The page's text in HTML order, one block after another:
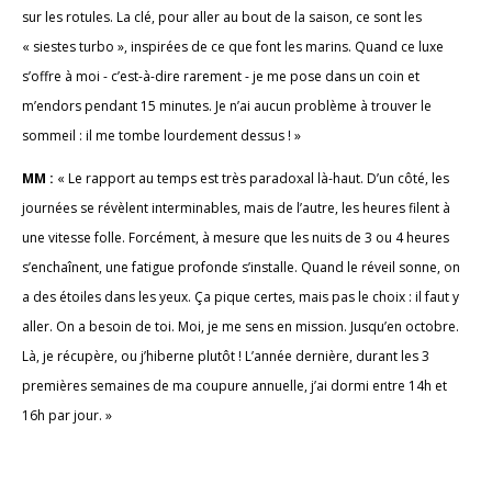
sur les rotules. La clé, pour aller au bout de la saison, ce sont les
« siestes turbo », inspirées de ce que font les marins. Quand ce luxe
s’offre à moi - c’est-à-dire rarement - je me pose dans un coin et
m’endors pendant 15 minutes. Je n’ai aucun problème à trouver le
sommeil : il me tombe lourdement dessus ! »
MM : « Le rapport au temps est très paradoxal là-haut. D’un côté, les
journées se révèlent interminables, mais de l’autre, les heures filent à
une vitesse folle. Forcément, à mesure que les nuits de 3 ou 4 heures
s’enchaînent, une fatigue profonde s’installe. Quand le réveil sonne, on
a des étoiles dans les yeux. Ça pique certes, mais pas le choix : il faut y
aller. On a besoin de toi. Moi, je me sens en mission. Jusqu’en octobre.
Là, je récupère, ou j’hiberne plutôt ! L’année dernière, durant les 3
premières semaines de ma coupure annuelle, j’ai dormi entre 14h et
16h par jour. »